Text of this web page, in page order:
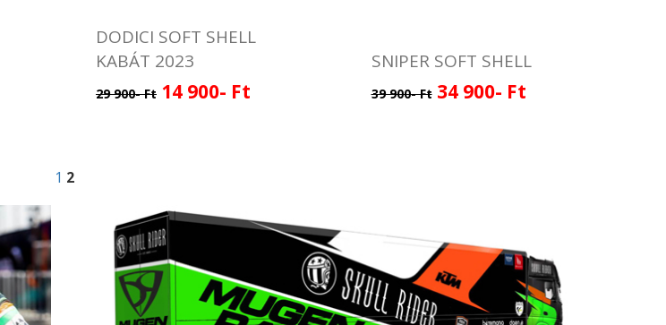
DODICI SOFT SHELL
KABÁT 2023
29 900- Ft 14 900- Ft
SNIPER SOFT SHELL
39 900- Ft 34 900- Ft
1 2